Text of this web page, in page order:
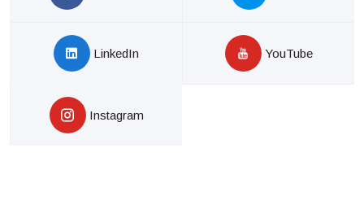
LinkedIn YouTube
Instagram